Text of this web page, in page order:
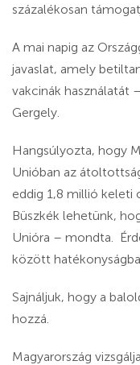
százalékosan
A mai napig az
javaslat, amely
vakcinák használatát
Gergely.
Hangsúlyozta, hogy
Unióban az
eddig 1,8 millió keleti
Büszkék lehetünk,
Unióra – mondta.
között
Sajnáljuk, hogy a
hozzá.
Magyarország